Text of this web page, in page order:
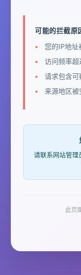
可能的拦截原
您的IP地址
访问频率超
请求包含可
来源地区被
请联系网站管理
此页